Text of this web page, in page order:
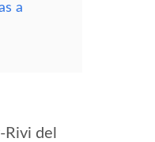
a
del